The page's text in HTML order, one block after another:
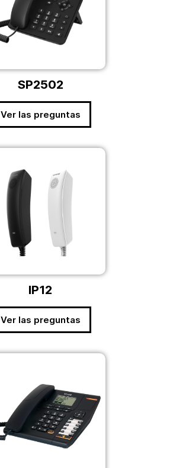
SP2502
Ver las preguntas
IP12
Ver las preguntas